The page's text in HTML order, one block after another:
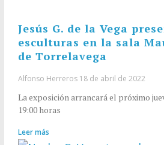
Jesús G. de la Vega
esculturas en la sala
de Torrelavega
Alfonso Herreros 18 de abril de 2022
La exposición arrancará el próximo
19:00 horas
Leer más